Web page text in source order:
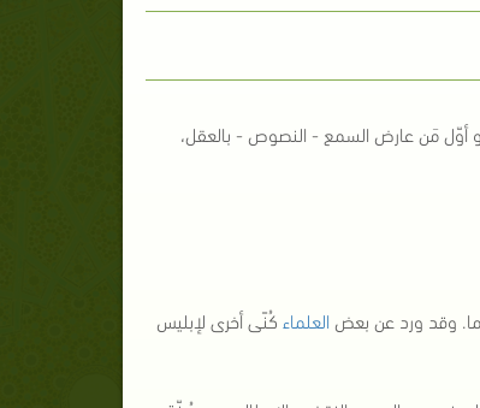
أوّل مَن عارض السمع - النصوص - بالعقل،
وقد ورد عن بعض العلماء كُنًى أخرى لإبليس